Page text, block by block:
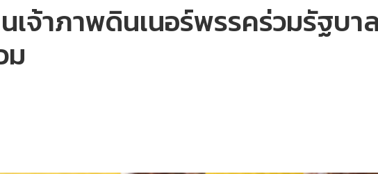
นเจ้าภาพดินเนอร์พรรคร่วมรัฐบ
ม